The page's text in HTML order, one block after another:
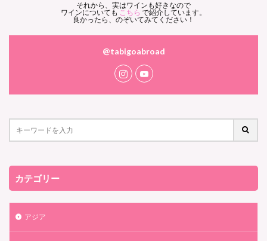
それから、実はワインも好きなので
ワインについても こちら で紹介しています。
良かったら、のぞいてみてください！
@tabigoabroad
カテゴリー
アジア